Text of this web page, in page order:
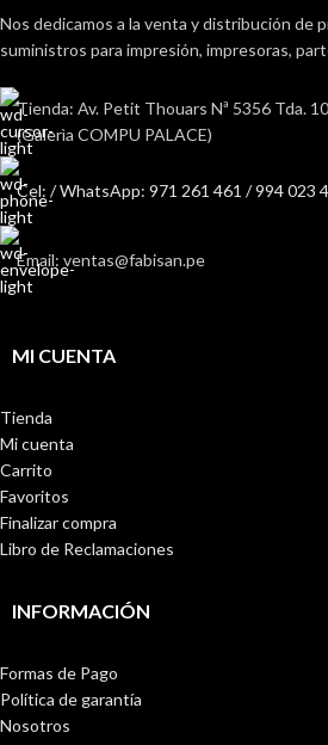
Nos dedicamos a la venta y distribución de
suministros para impresión, impresoras,
Tienda: Av. Petit Thouars Nª 5356 Tda.
(Galerìa COMPU PALACE)
Cel: / WhatsApp: 971 261 461 / 994 023
Email: ventas@fabisan.pe
MI CUENTA
Tienda
Mi cuenta
Carrito
Favoritos
Finalizar compra
Libro de Reclamaciones
INFORMACIÓN
Formas de Pago
Política de garantía
Nosotros